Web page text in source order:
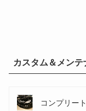
カスタム＆メンテ
コンプリー